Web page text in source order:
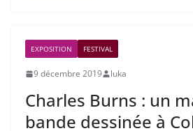
EXPOSITION FESTIVAL
9 décembre 2019 luka
Charles Burns : un
bande dessinée à